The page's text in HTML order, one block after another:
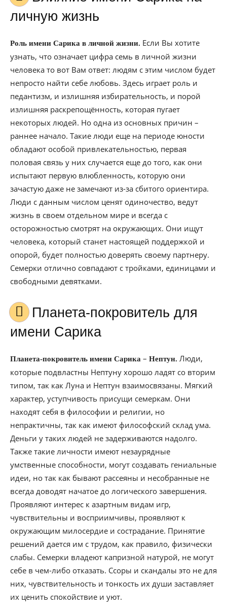
личную жизнь
Роль имени Сарика в личной жизни. Если Вы хотите
узнать, что означает цифра семь в личной жизни
человека то вот Вам ответ: людям с этим числом будет
непросто найти себе любовь. Здесь играет роль и
педантизм, и излишняя избирательность, и порой
излишняя раскрепощённость, которая пугает
некоторых людей. Но одна из основных причин –
раннее начало. Такие люди еще на периоде юности
обладают особой привлекательностью, первая
половая связь у них случается еще до того, как они
испытают первую влюбленность, которую они
зачастую даже не замечают из-за сбитого ориентира.
Люди с данным числом ценят одиночество, ведут
жизнь в своем отдельном мире и всегда с
осторожностью смотрят на окружающих. Они ищут
человека, который станет настоящей поддержкой и
опорой, будет полностью доверять своему партнеру.
Семерки отлично совпадают с тройками, единицами и
свободными девятками.
Планета-покровитель для
имени Сарика
Планета-покровитель имени Сарика – Нептун. Люди,
которые подвластны Нептуну хорошо ладят со вторим
типом, так как Луна и Нептун взаимосвязаны. Мягкий
характер, уступчивость присущи семеркам. Они
находят себя в философии и религии, но
непрактичны, так как имеют философский склад ума.
Деньги у таких людей не задерживаются надолго.
Также такие личности имеют незаурядные
умственные способности, могут создавать гениальные
идеи, но так как бывают рассеяны и несобранные не
всегда доводят начатое до логического завершения.
Проявляют интерес к азартным видам игр,
чувствительны и восприимчивы, проявляют к
окружающим милосердие и сострадание. Принятие
решений дается им с трудом, как правило, физически
слабы. Семерки владеют капризной натурой, не могут
себе в чем-либо отказать. Ссоры и скандалы это не для
них, чувствительность и тонкость их души заставляет
их ценить спокойствие и уют.